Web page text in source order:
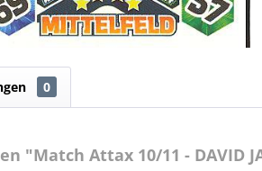
0
"Match Attax 10/11 - DAVID